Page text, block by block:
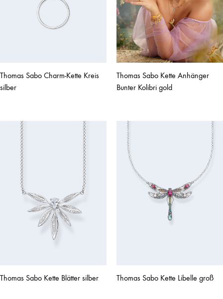
Thomas Sabo Charm-Kette Kreis
silber
Thomas Sabo Kette Anhänger
Bunter Kolibri gold
Thomas Sabo Kette Blätter silber Thomas Sabo Kette Libelle groß